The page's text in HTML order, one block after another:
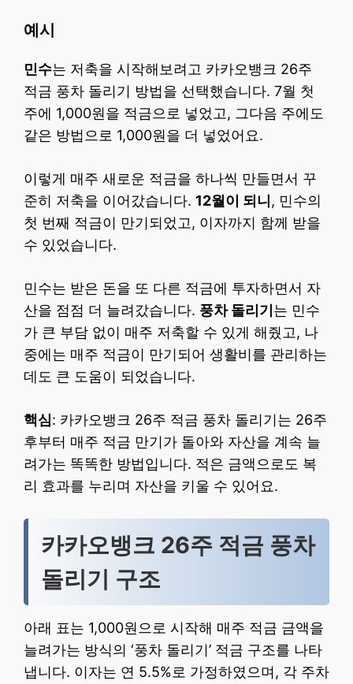
예시
민수는 저축을 시작해보려고 카카오뱅크 26주
적금 풍차 돌리기 방법을 선택했습니다. 7월 첫
주에 1,000원을 적금으로 넣었고, 그다음 주에도
같은 방법으로 1,000원을 더 넣었어요.
이렇게 매주 새로운 적금을 하나씩 만들면서 꾸
준히 저축을 이어갔습니다. 12월이 되니 , 민수의
첫 번째 적금이 만기되었고, 이자까지 함께 받을
수 있었습니다.
민수는 받은 돈을 또 다른 적금에 투자하면서 자
산을 점점 더 늘려갔습니다. 풍차 돌리기 는 민수
가 큰 부담 없이 매주 저축할 수 있게 해줬고, 나
중에는 매주 적금이 만기되어 생활비를 관리하는
데도 큰 도움이 되었습니다.
핵심: 카카오뱅크 26주 적금 풍차 돌리기는 26주
후부터 매주 적금 만기가 돌아와 자산을 계속 늘
려가는 똑똑한 방법입니다. 적은 금액으로도 복
리 효과를 누리며 자산을 키울 수 있어요.
카카오뱅크 26주 적금 풍차
돌리기 구조
아래 표는 1,000원으로 시작해 매주 적금 금액을
늘려가는 방식의 ‘풍차 돌리기’ 적금 구조를 나타
냅니다. 이자는 연 5.5%로 가정하였으며, 각 주차